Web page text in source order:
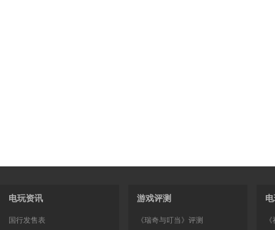
电玩资讯
国行发售表
游戏评测
《瑞奇与叮当》评测